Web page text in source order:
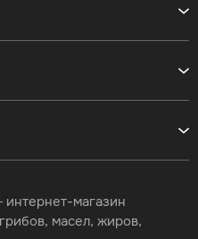
магазин
масел, жиров,